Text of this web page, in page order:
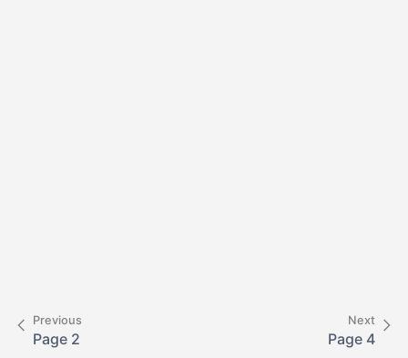
Previous
Page 2
Next
Page 4